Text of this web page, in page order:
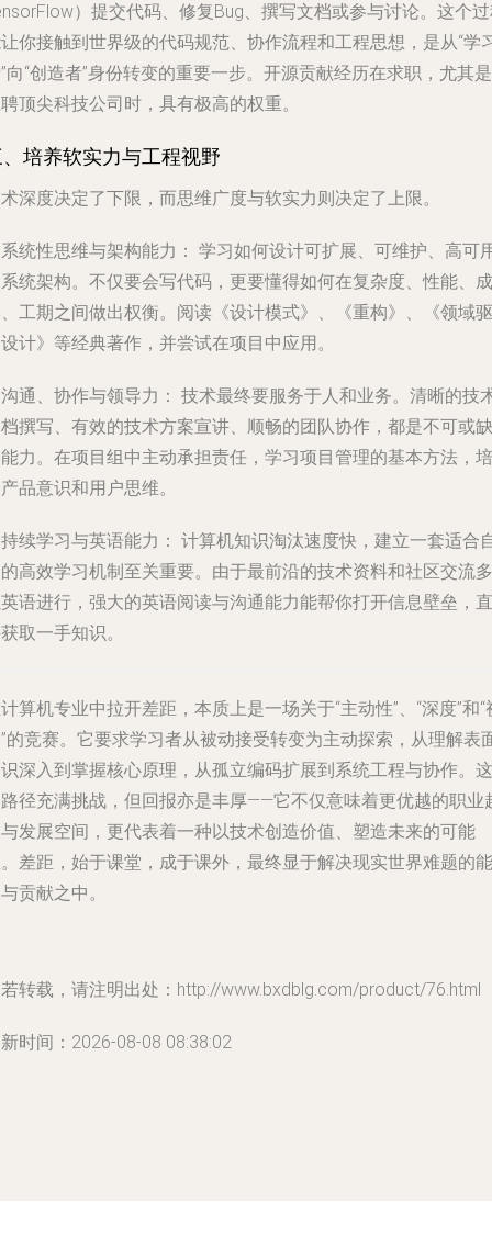
）提交代码、修复Bug、撰写文档或参与讨论。这个
你接触到世界级的代码规范、协作流程和工程思想，是从“学
向“创造者”身份转变的重要一步。开源贡献经历在求职，尤其是
顶尖科技公司时，具有极高的权重。
培养软实力与工程视野
深度决定了下限，而思维广度与软实力则决定了上限。
统性思维与架构能力： 学习如何设计可扩展、可维护、高可
统架构。不仅要会写代码，更要懂得如何在复杂度、性能、成
工期之间做出权衡。阅读《设计模式》、《重构》、《领域驱
计》等经典著作，并尝试在项目中应用。
通、协作与领导力： 技术最终要服务于人和业务。清晰的技
撰写、有效的技术方案宣讲、顺畅的团队协作，都是不可或缺
力。在项目组中主动承担责任，学习项目管理的基本方法，培
品意识和用户思维。
续学习与英语能力： 计算机知识淘汰速度快，建立一套适合
高效学习机制至关重要。由于最前沿的技术资料和社区交流多
语进行，强大的英语阅读与沟通能力能帮你打开信息壁垒，直
取一手知识。
算机专业中拉开差距，本质上是一场关于“主动性”、“深度”和“
的竞赛。它要求学习者从被动接受转变为主动探索，从理解表
深入到掌握核心原理，从孤立编码扩展到系统工程与协作。这
径充满挑战，但回报亦是丰厚——它不仅意味着更优越的职业
发展空间，更代表着一种以技术创造价值、塑造未来的可能
差距，始于课堂，成于课外，最终显于解决现实世界难题的能
贡献之中。
转载，请注明出处：http://www.bxdblg.com/product/76.html
时间：2026-08-08 08:38:02